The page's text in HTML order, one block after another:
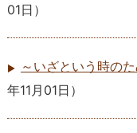
01日 ）
～いざという時の
年11月01日 ）